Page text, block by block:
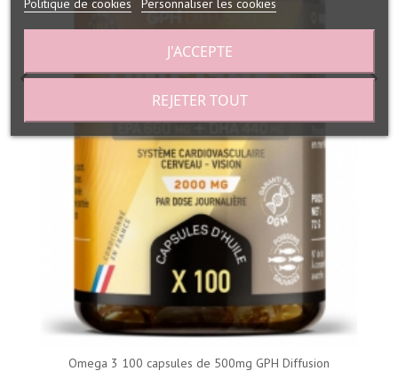
Omega 3 100 capsules de 500mg GPH Diffusion
Politique de cookies Personnaliser les cookies
REJETER TOUT
J'ACCEPTE